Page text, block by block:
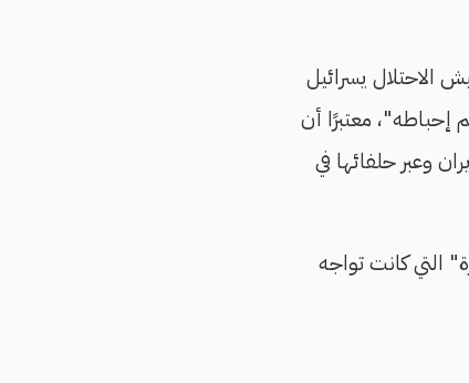
الاحتلال يسرائيل
إحباطه"، معتبرًا أن
وعبر حلفائها في
التي كانت تواجه